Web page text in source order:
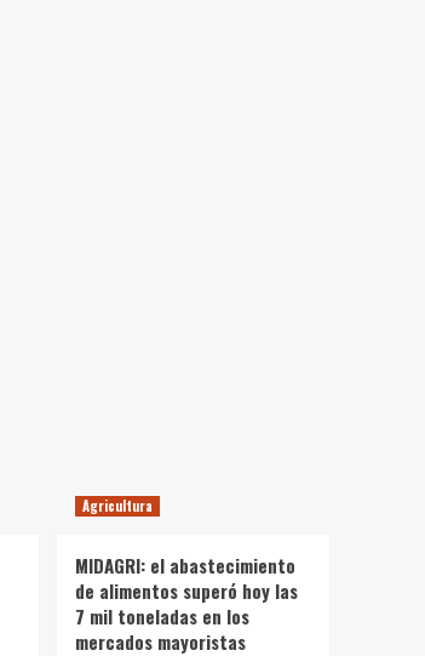
Agricultura
MIDAGRI: el abastecimiento
de alimentos superó hoy las
7 mil toneladas en los
mercados mayoristas